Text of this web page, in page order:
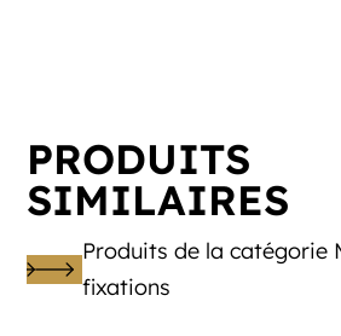
PRODUITS
SIMILAIRES
Produits de la catégorie
fixations